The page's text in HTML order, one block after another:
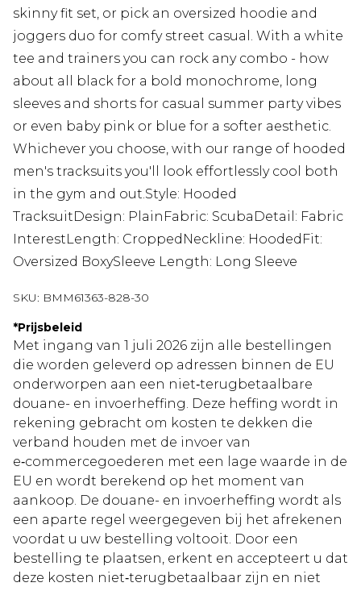
skinny fit set, or pick an oversized hoodie and
joggers duo for comfy street casual. With a white
tee and trainers you can rock any combo - how
about all black for a bold monochrome, long
sleeves and shorts for casual summer party vibes
or even baby pink or blue for a softer aesthetic.
Whichever you choose, with our range of hooded
men's tracksuits you'll look effortlessly cool both
in the gym and out.Style: Hooded
TracksuitDesign: PlainFabric: ScubaDetail: Fabric
InterestLength: CroppedNeckline: HoodedFit:
Oversized BoxySleeve Length: Long Sleeve
SKU: BMM61363-828-30
*Prijsbeleid
Met ingang van 1 juli 2026 zijn alle bestellingen
die worden geleverd op adressen binnen de EU
onderworpen aan een niet‑terugbetaalbare
douane- en invoerheffing. Deze heffing wordt in
rekening gebracht om kosten te dekken die
verband houden met de invoer van
e‑commercegoederen met een lage waarde in de
EU en wordt berekend op het moment van
aankoop. De douane- en invoerheffing wordt als
een aparte regel weergegeven bij het afrekenen
voordat u uw bestelling voltooit. Door een
bestelling te plaatsen, erkent en accepteert u dat
deze kosten niet‑terugbetaalbaar zijn en niet